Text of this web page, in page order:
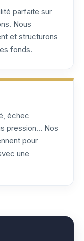
parfaite sur
Nous
et structurons
fonds.
échec
pression… Nos
pour
une